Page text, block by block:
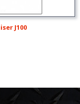
J100